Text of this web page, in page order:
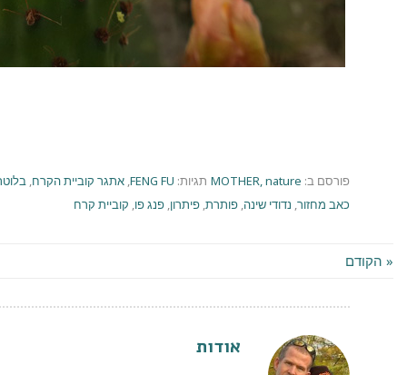
פורסם ב: MOTHER, nature תגיות: FENG FU
, אתגר קוביית הקרח,
כאב מחזור, נדודי שינה, פותרת, פיתרון, פנג פו, קוביית קרח
« הקודם
אודות